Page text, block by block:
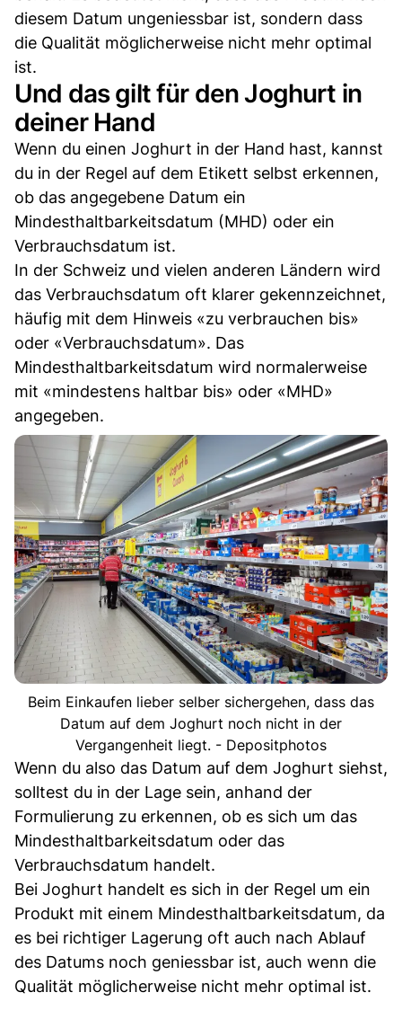
diesem Datum ungeniessbar ist, sondern dass
die Qualität möglicherweise nicht mehr optimal
ist.
Und das gilt für den Joghurt in
deiner Hand
Wenn du einen Joghurt in der Hand hast, kannst
du in der Regel auf dem Etikett selbst erkennen,
ob das angegebene Datum ein
Mindesthaltbarkeitsdatum (MHD) oder ein
Verbrauchsdatum ist.
In der Schweiz und vielen anderen Ländern wird
das Verbrauchsdatum oft klarer gekennzeichnet,
häufig mit dem Hinweis «zu verbrauchen bis»
oder «Verbrauchsdatum». Das
Mindesthaltbarkeitsdatum wird normalerweise
mit «mindestens haltbar bis» oder «MHD»
angegeben.
Beim Einkaufen lieber selber sichergehen, dass das
Datum auf dem Joghurt noch nicht in der
Vergangenheit liegt. - Depositphotos
Wenn du also das Datum auf dem Joghurt siehst,
solltest du in der Lage sein, anhand der
Formulierung zu erkennen, ob es sich um das
Mindesthaltbarkeitsdatum oder das
Verbrauchsdatum handelt.
Bei Joghurt handelt es sich in der Regel um ein
Produkt mit einem Mindesthaltbarkeitsdatum, da
es bei richtiger Lagerung oft auch nach Ablauf
des Datums noch geniessbar ist, auch wenn die
Qualität möglicherweise nicht mehr optimal ist.